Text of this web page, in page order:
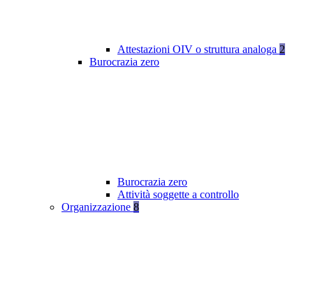
Attestazioni OIV o struttura analoga 2
Burocrazia zero
Burocrazia zero
Attività soggette a controllo
Organizzazione 8